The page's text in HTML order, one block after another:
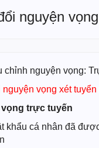
nguyện
nguyện vọng:
vọng xét tuyển
trực tuyến
khẩu cá nhân đã